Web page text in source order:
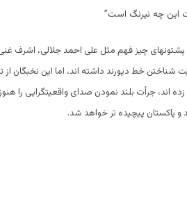
این چه نیرنگ است”
پشتونهای چیز فهم مثل علی احمد جلالی، اشرف
شناختن خط دیورند داشته اند، اما این نخبگان
اند، جرأت بلند نمودن صدای واقعیتگرایی را
و پاکستان پیچیده تر خواهد شد.